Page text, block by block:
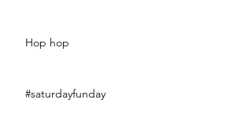
Hop hop
#saturdayfunday